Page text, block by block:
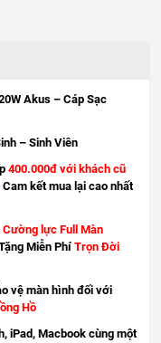
Akus – Cáp Sạc
– Sinh Viên
400.000đ với khách cũ
Cam kết mua lại cao nhất
Cường lực Full Màn
Miễn Phí Trọn Đời
vệ màn hình đối với
Hồ
iPad, Macbook cùng một